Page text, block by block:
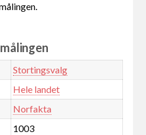
Stortingsvalg
Hele landet
Norfakta
1003